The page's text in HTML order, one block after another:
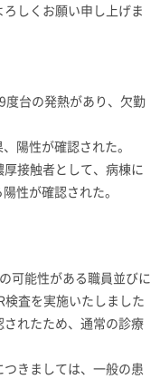
しくお願い申し上げま
度台の発熱があり、欠勤
陽性が確認された。
接触者として、病棟に
性が確認された。
可能性がある職員並びに
検査を実施いたしました
れたため、通常の診療
きましては、一般の患